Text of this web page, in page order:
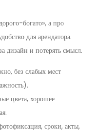
богато», а про
для арендатора.
дизайн и потерять смысл.
без слабых мест
цвета, хорошее
сроки, акты,